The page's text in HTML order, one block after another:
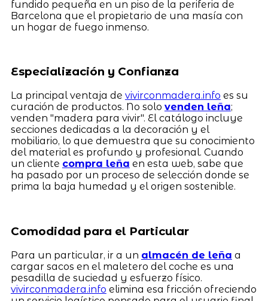
fundido pequeña en un piso de la periferia de
Barcelona que el propietario de una masía con
un hogar de fuego inmenso.
Especialización y Confianza
La principal ventaja de vivirconmadera.info es su
curación de productos. No solo venden leña;
venden "madera para vivir". El catálogo incluye
secciones dedicadas a la decoración y el
mobiliario, lo que demuestra que su conocimiento
del material es profundo y profesional. Cuando
un cliente compra leña en esta web, sabe que
ha pasado por un proceso de selección donde se
prima la baja humedad y el origen sostenible.
Comodidad para el Particular
Para un particular, ir a un almacén de leña a
cargar sacos en el maletero del coche es una
pesadilla de suciedad y esfuerzo físico.
vivirconmadera.info elimina esa fricción ofreciendo